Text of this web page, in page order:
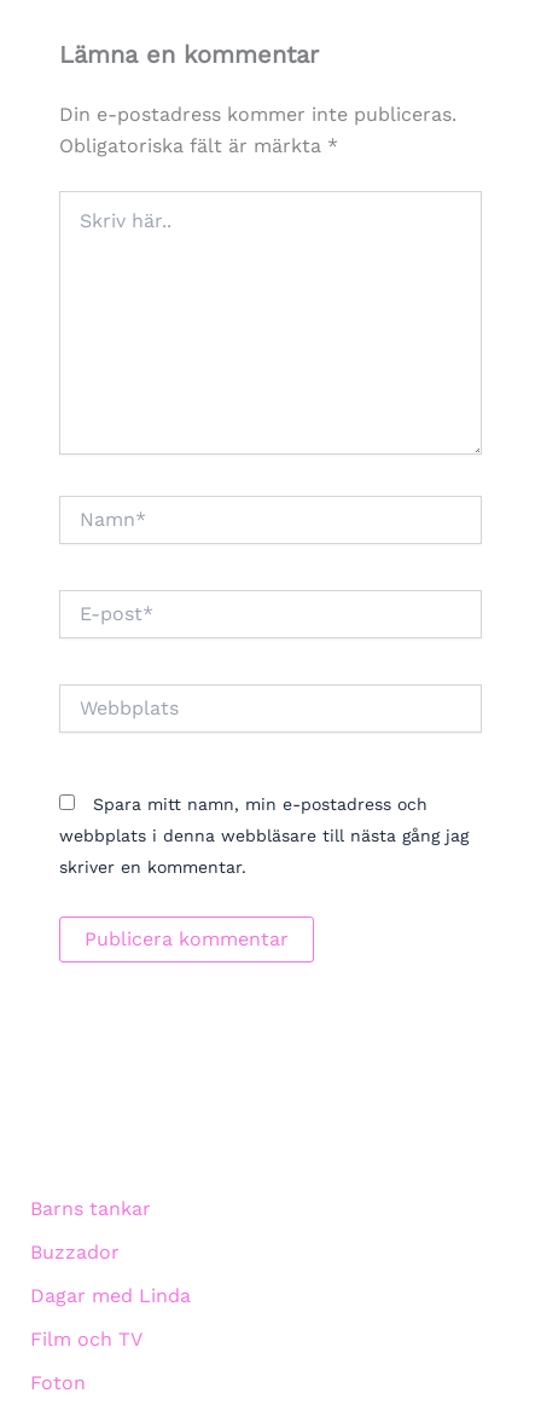
Lämna en kommentar
Din e-postadress kommer inte publiceras.
Obligatoriska fält är märkta *
här..
post*
Spara mitt namn, min e-postadress och
webbplats i denna webbläsare till nästa gång jag
skriver en kommentar.
Barns tankar
Buzzador
Dagar med Linda
Film och TV
Foton